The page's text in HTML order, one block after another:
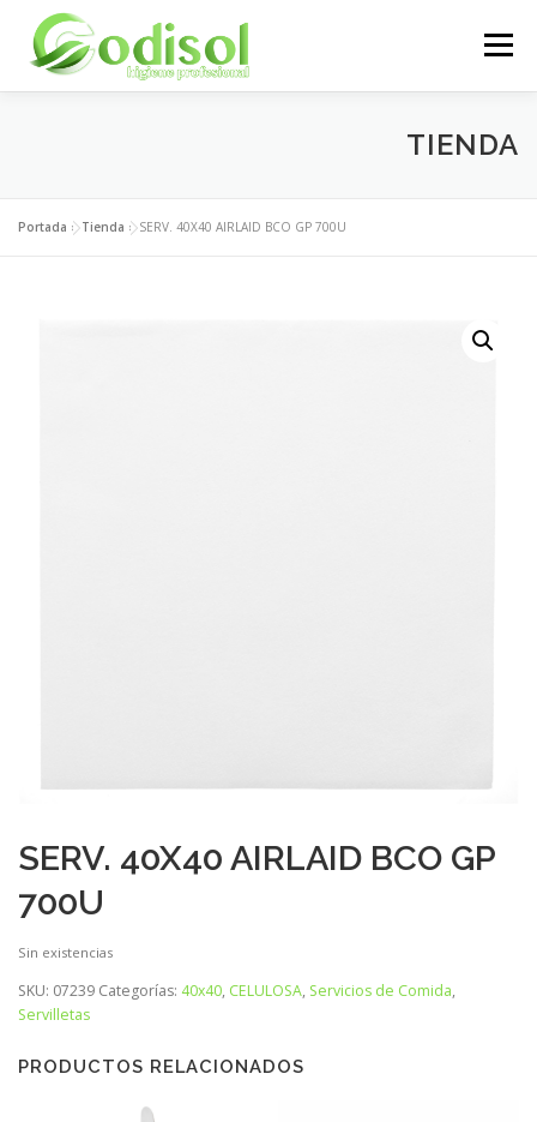
contenido
Menú
ÁREA CLIENTES CONTACTO
TIENDA
Portada »Tienda »SERV. 40X40 AIRLAID BCO GP 700U
SERV. 40X40 AIRLAID BCO GP
700U
Sin existencias
SKU: 07239 Categorías: 40x40, CELULOSA, Servicios de Comida,
Servilletas
PRODUCTOS RELACIONADOS